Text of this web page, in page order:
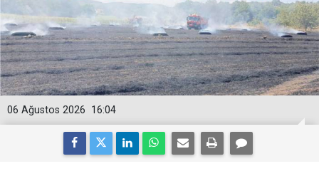
16:04
06 Ağustos 2026